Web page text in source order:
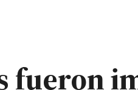
fueron